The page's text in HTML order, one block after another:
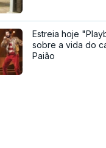
Estreia hoje
sobre a vida do
Paião